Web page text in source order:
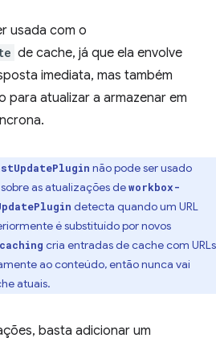
usada com o
de cache, já que ela envolve
imediata, mas também
para atualizar a armazenar em
não pode ser usado
as atualizações deworkbox-
detecta quando um URL
é substituído por novos
cria entradas de cache com URLs
ao conteúdo, então nunca vai
atuais.
basta adicionar um